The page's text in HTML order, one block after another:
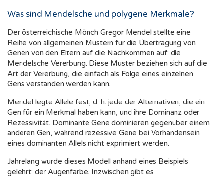
Was sind Mendelsche und polygene Merkmale?
Der österreichische Mönch Gregor Mendel stellte eine
Reihe von allgemeinen Mustern für die Übertragung von
Genen von den Eltern auf die Nachkommen auf: die
Mendelsche Vererbung. Diese Muster beziehen sich auf die
Art der Vererbung, die einfach als Folge eines einzelnen
Gens verstanden werden kann.
Mendel legte Allele fest, d. h. jede der Alternativen, die ein
Gen für ein Merkmal haben kann, und ihre Dominanz oder
Rezessivität. Dominante Gene dominieren gegenüber einem
anderen Gen, während rezessive Gene bei Vorhandensein
eines dominanten Allels nicht exprimiert werden.
Jahrelang wurde dieses Modell anhand eines Beispiels
gelehrt: der Augenfarbe. Inzwischen gibt es